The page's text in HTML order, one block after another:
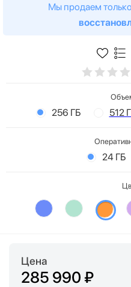
Мы продаем только
256 ГБ 512
24 ГБ
Цена
285 990 ₽